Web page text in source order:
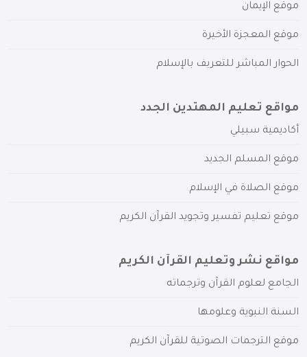
موقع الإيمان
موقع المعجزة الأخيرة
الحوار المباشر للتعريف بالإسلام
مواقع تعليم المهتدين الجدد
أكاديمية سبيلي
موقع المسلم الجديد
موقع الصلاة في الإسلام
موقع تعليم تفسير وتجويد القرآن الكريم
مواقع نشر وتعليم القرآن الكريم
الجامع لعلوم القرآن وترجماته
السنة النبوية وعلومها
موقع الترجمات الصوتية للقرآن الكريم